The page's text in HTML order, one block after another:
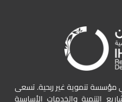
مؤسسة تنموية غير ربحية. تسعى
التنمية والخدمات الأساسية